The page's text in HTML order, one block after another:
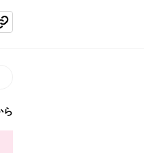
る
ンでシェアする
ピーする
ら